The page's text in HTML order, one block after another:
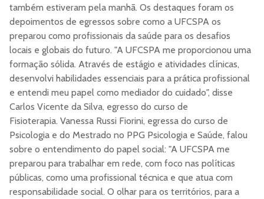
também estiveram pela manhã. Os destaques foram os
depoimentos de egressos sobre como a UFCSPA os
preparou como profissionais da saúde para os desafios
locais e globais do futuro. "A UFCSPA me proporcionou uma
formação sólida. Através de estágio e atividades clínicas,
desenvolvi habilidades essenciais para a prática profissional
e entendi meu papel como mediador do cuidado", disse
Carlos Vicente da Silva, egresso do curso de
Fisioterapia. Vanessa Russi Fiorini, egressa do curso de
Psicologia e do Mestrado no PPG Psicologia e Saúde, falou
sobre o entendimento do papel social: "A UFCSPA me
preparou para trabalhar em rede, com foco nas políticas
públicas, como uma profissional técnica e que atua com
responsabilidade social. O olhar para os territórios, para a